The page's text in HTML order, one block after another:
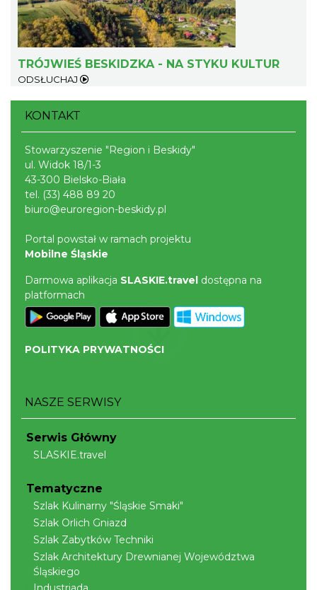
Akcja Przewodnik Czeka
Wisła
Warsztaty edukacyjne dla dzieci - owady i
spółka
Szczyrk
2026-08-22
12.84 km
Wakacyjna Potańcówka na Czantorii
Ustroń
TRÓJWIEŚ BESKIDZKA - NA STYKU KULTUR
ODSŁUCHAJ
KONTAKT
Stowarzyszenie "Region i Beskidy"
ul. Widok 18/1-3
43-300 Bielsko-Biała
tel. (33) 488 89 20
biuro@euroregion-beskidy.pl
Portal powstał w ramach projektu
Mobilne Śląskie
Darmowa aplikacja SLASKIE.travel dostępna na
platformach
POLITYKA PRYWATNOŚCI
NASZE SERWISY
Serwis Główny
SLASKIE.travel
Tematyczne
Szlak Kulinarny "Śląskie Smaki"
Szlak Orlich Gniazd
Szlak Zabytków Techniki
Szlak Architektury Drewnianej Województwa
Śląskiego